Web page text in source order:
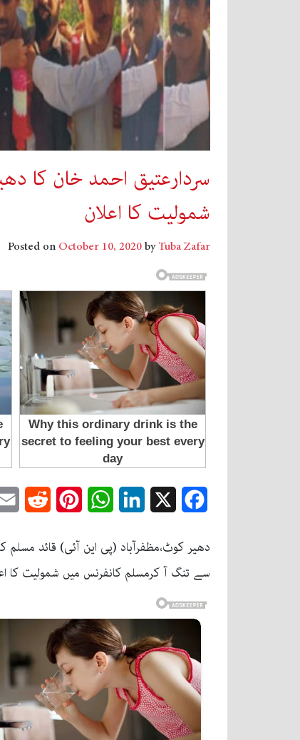
سردارعتیق احمد خان کا
شمولیت کا اعلان
Posted on October 10, 2020byTuba Zafar
Facebook
LinkedIn
WhatsApp
Pinterest
Reddit
دھیر کوٹ،مظفرآباد (پی این آئی) قائد مسلم
سے تنگ آ کرمسلم کانفرنس میں شمولیت کا